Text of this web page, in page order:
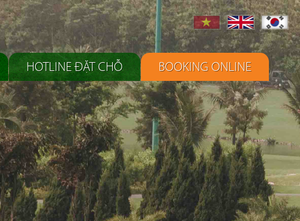
HOTLINE ĐẶT CHỖ BOOKING ONLINE
Đặt chỗ Golf
Giờ Chơi